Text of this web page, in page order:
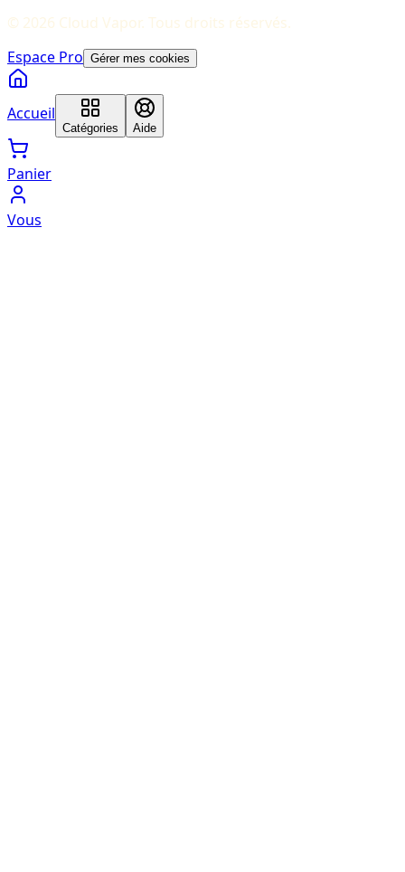
© 2026 Cloud Vapor. Tous droits réservés.
Espace Pro Gérer mes cookies
Accueil
Catégories Aide
Panier
Vous